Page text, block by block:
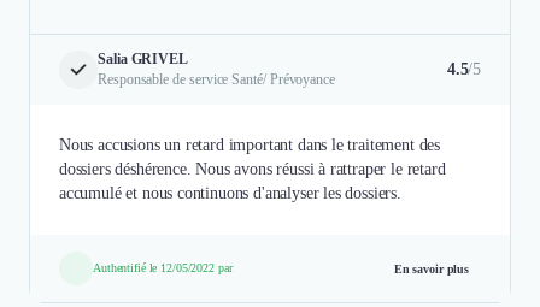
Salia GRIVEL
Responsable de service Santé/ Prévoyance
4.5/5
Nous accusions un retard important dans le traitement des
dossiers déshérence. Nous avons réussi à rattraper le retard
accumulé et nous continuons d'analyser les dossiers.
Authentifié le 12/05/2022 par En savoir plus